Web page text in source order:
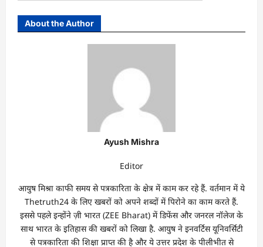
About the Author
Ayush Mishra
Editor
आयुष मिश्रा काफी समय से पत्रकारिता के क्षेत्र में काम कर रहे हैं. वर्तमान में ये
Thetruth24 के लिए खबरों को अपने शब्दों में पिरोने का काम करते हैं.
इससे पहले इन्होंने ज़ी भारत (ZEE Bharat) में डिफेंस और जनरल नॉलेज के
साथ भारत के इतिहास की खबरों को लिखा है. आयुष ने इनवर्टिस यूनिवर्सिटी
से पत्रकारिता की शिक्षा प्राप्त की है और ये उत्तर प्रदेश के पीलीभीत से